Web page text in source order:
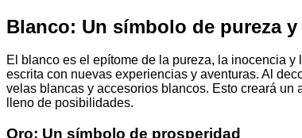
Blanco: Un símbolo de pureza
El blanco es el epítome de la pureza, la inocencia
escrita con nuevas experiencias y aventuras. Al
velas blancas y accesorios blancos. Esto creará
lleno de posibilidades.
Oro: Un símbolo de prosperidad